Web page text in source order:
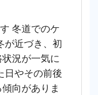
冬道でのケ
が近づき、初
況が一気に
日やその前後
向がありま